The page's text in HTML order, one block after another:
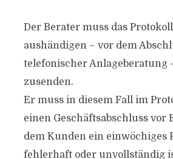
Der Berater muss das
aushändigen – vor dem
telefonischer Anlageberatung
zusenden.
Er muss in diesem Fall im
einen Geschäftsabschluss vor
dem Kunden ein einwöchiges
fehlerhaft oder unvollständig